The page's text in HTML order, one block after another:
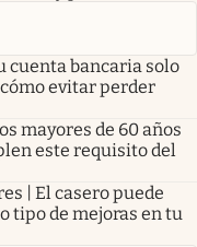
cuenta bancaria solo
evitar perder
mayores de 60 años
este requisito del
| El casero puede
tipo de mejoras en tu